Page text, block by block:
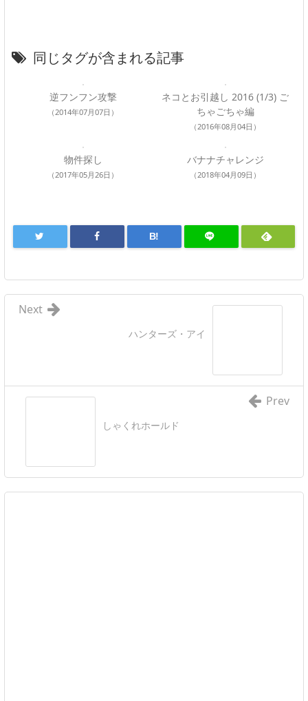
同じタグが含まれる記事
逆フンフン攻撃
（2014年07月07日）
ネコとお引越し 2016 (1/3) ご
ちゃごちゃ編
（2016年08月04日）
物件探し
（2017年05月26日）
バナナチャレンジ
（2018年04月09日）
B!
ハンターズ・アイ
Next
しゃくれホールド
Prev